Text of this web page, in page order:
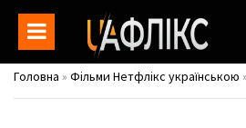
Головна » Фільми Нетфлікс українською